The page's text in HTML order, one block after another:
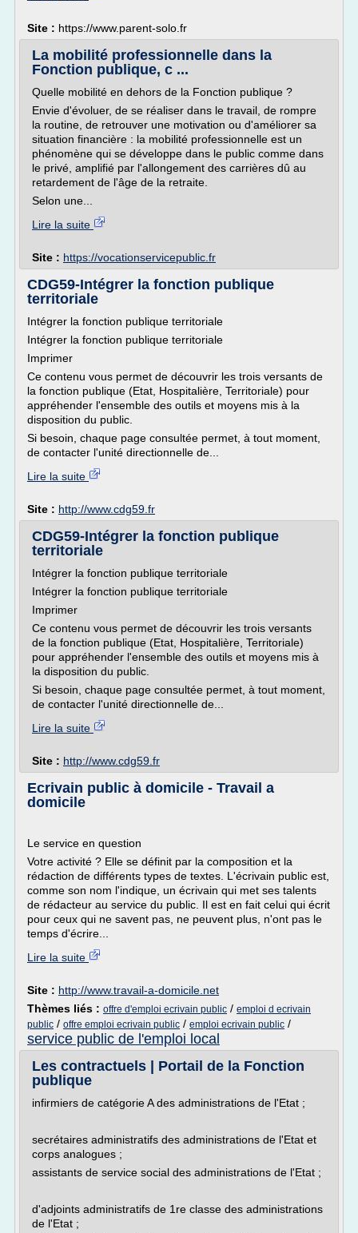
Site : https://www.parent-solo.fr
La mobilité professionnelle dans la
Fonction publique, c ...
Quelle mobilité en dehors de la Fonction publique ?
Envie d'évoluer, de se réaliser dans le travail, de rompre
la routine, de retrouver une motivation ou d'améliorer sa
situation financière : la mobilité professionnelle est un
phénomène qui se développe dans le public comme dans
le privé, amplifié par l'allongement des carrières dû au
retardement de l'âge de la retraite.
Selon une...
Lire la suite
Site : https://vocationservicepublic.fr
CDG59-Intégrer la fonction publique
territoriale
Intégrer la fonction publique territoriale
Intégrer la fonction publique territoriale
Imprimer
Ce contenu vous permet de découvrir les trois versants de
la fonction publique (Etat, Hospitalière, Territoriale) pour
appréhender l'ensemble des outils et moyens mis à la
disposition du public.
Si besoin, chaque page consultée permet, à tout moment,
de contacter l'unité directionnelle de...
Lire la suite
Site : http://www.cdg59.fr
CDG59-Intégrer la fonction publique
territoriale
Intégrer la fonction publique territoriale
Intégrer la fonction publique territoriale
Imprimer
Ce contenu vous permet de découvrir les trois versants
de la fonction publique (Etat, Hospitalière, Territoriale)
pour appréhender l'ensemble des outils et moyens mis à
la disposition du public.
Si besoin, chaque page consultée permet, à tout moment,
de contacter l'unité directionnelle de...
Lire la suite
Site : http://www.cdg59.fr
Ecrivain public à domicile - Travail a
domicile
Le service en question
Votre activité ? Elle se définit par la composition et la
rédaction de différents types de textes. L'écrivain public est,
comme son nom l'indique, un écrivain qui met ses talents
de rédacteur au service du public. Il est en fait celui qui écrit
pour ceux qui ne savent pas, ne peuvent plus, n'ont pas le
temps d'écrire...
Lire la suite
Site : http://www.travail-a-domicile.net
Thèmes liés : offre d'emploi ecrivain public / emploi d ecrivain
public / offre emploi ecrivain public / emploi ecrivain public /
service public de l'emploi local
Les contractuels | Portail de la Fonction
publique
infirmiers de catégorie A des administrations de l'Etat ;
secrétaires administratifs des administrations de l'Etat et
corps analogues ;
assistants de service social des administrations de l'Etat ;
d'adjoints administratifs de 1re classe des administrations
de l'Etat ;